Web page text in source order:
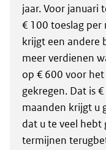
jaar. Voor januari
€ 100 toeslag per
krijgt een andere
meer verdienen
op € 600 voor
gekregen. Dat is
maanden krijgt u
dat u te veel hebt
termijnen